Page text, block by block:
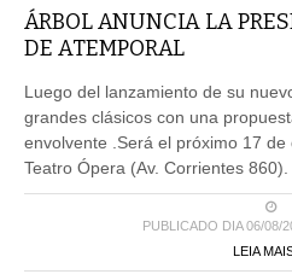
ÁRBOL ANUNCIA LA
DE ATEMPORAL
Luego del lanzamiento de su
grandes clásicos con una
envolvente .Será el próximo 17
Teatro Ópera (Av. Corrientes 860).
PUBLICADO DIA 06/08/
LEIA MAIS